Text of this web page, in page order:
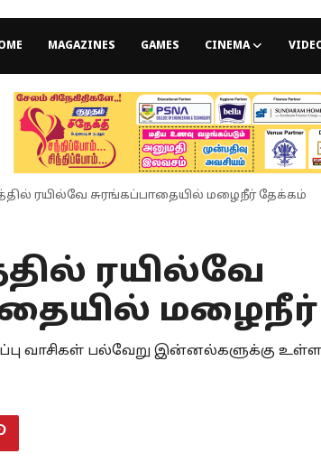
MAGAZINES GAMES CINEMA
ரயில்வே சுரங்கப்பாதையில் மழைநீர் தேக்கம்
ரயில்வே
வாசிகள் பல்வேறு இன்னல்களுக்கு